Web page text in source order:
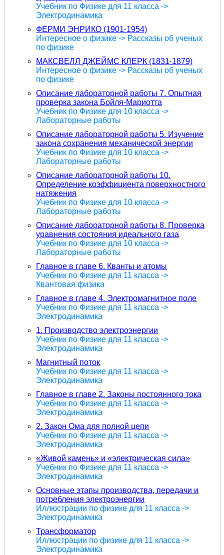
Учебник по Физике для 11 класса ->
Электродинамика
ФЕРМИ ЭНРИКО (1901-1954)
Интересное о физике -> Рассказы об ученых
по физике
МАКСВЕЛЛ ДЖЕЙМС КЛЕРК (1831-1879)
Интересное о физике -> Рассказы об ученых
по физике
Описание лабораторной работы 7. Опытная
проверка закона Бойля-Мариотта
Учебник по Физике для 10 класса ->
Лабораторные работы
Описание лабораторной работы 5. Изучение
закона сохранения механической энергии
Учебник по Физике для 10 класса ->
Лабораторные работы
Описание лабораторной работы 10.
Определение коэффициента поверхностного
натяжения
Учебник по Физике для 10 класса ->
Лабораторные работы
Описание лабораторной работы 8. Проверка
уравнения состояния идеального газа
Учебник по Физике для 10 класса ->
Лабораторные работы
Главное в главе 6. Кванты и атомы
Учебник по Физике для 11 класса ->
Квантовая физика
Главное в главе 4. Электромагнитное поле
Учебник по Физике для 11 класса ->
Электродинамика
1. Производство электроэнергии
Учебник по Физике для 11 класса ->
Электродинамика
Магнитный поток
Учебник по Физике для 11 класса ->
Электродинамика
Главное в главе 2. Законы постоянного тока
Учебник по Физике для 11 класса ->
Электродинамика
2. Закон Ома для полной цепи
Учебник по Физике для 11 класса ->
Электродинамика
«Живой камень» и «электрическая сила»
Учебник по Физике для 11 класса ->
Электродинамика
Основные этапы производства, передачи и
потребления электроэнергии
Иллюстрации по физике для 11 класса ->
Электродинамика
Трансформатор
Иллюстрации по физике для 11 класса ->
Электродинамика